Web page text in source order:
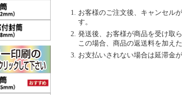
お客様のご注文後、キャンセル
す。
発送後、お客様が商品を受け取
この場合、商品の返送料を加え
お支払いされない場合は延滞金